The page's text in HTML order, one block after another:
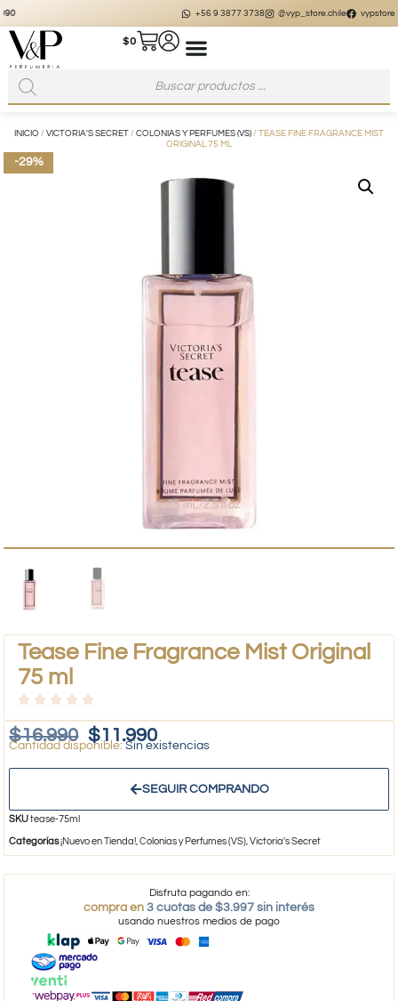
@vyp_store.chile vypstore.cl
$0
INICIO / VICTORIA'S SECRET / COLONIAS Y PERFUMES (VS) / TEASE FINE FRAGRANCE MIST
ORIGINAL 75 ML
-29%
Tease Fine Fragrance Mist Original
75 ml
$16.990 $11.990
Sin existencias
SEGUIR COMPRANDO
SKUtease-75ml
Categorías¡Nuevo en Tienda!,Colonias y Perfumes (VS),Victoria's Secret
Disfruta pagando en:
compra en 3 cuotas de $3.997 sin interés
usando nuestros medios de pago